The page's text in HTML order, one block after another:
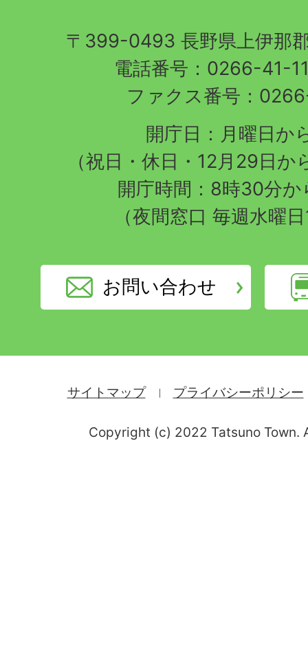
〒399-0493 長野県上伊那
電話番号：0266-41-
ファクス番号：
開庁日：月曜日か
（祝日・休日・12月29日
開庁時間：8時30分か
（夜間窓口 毎週水曜
お問い合わせ
サイトマップ プライバシーポリシー
Copyright (c) 2022 Tatsuno Town.